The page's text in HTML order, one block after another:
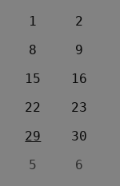
1
2
8
9
15
16
22
23
29
30
5 6